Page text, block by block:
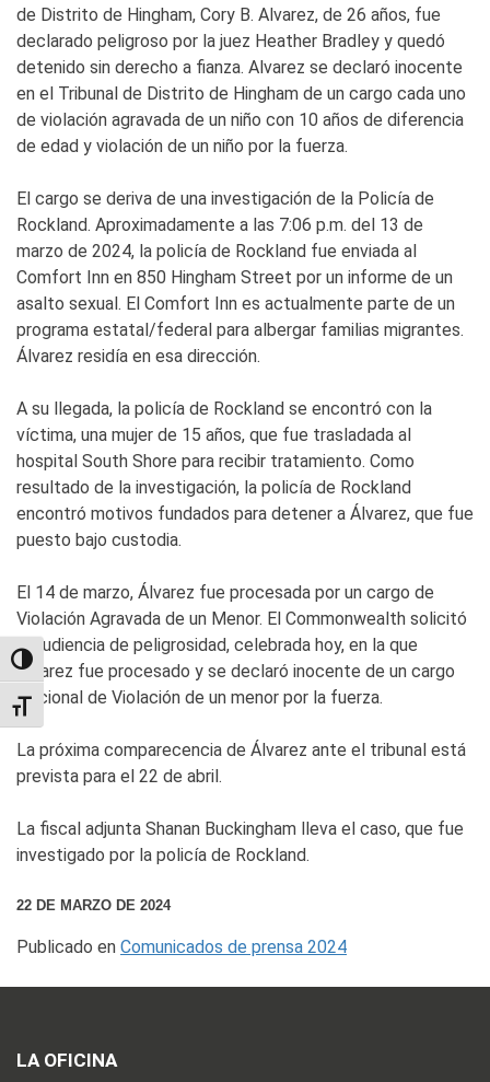
TOGGLE HIGH CONTRAST
TOGGLE FONT SIZE
de Distrito de Hingham, Cory B. Alvarez, de 26 años, fue
declarado peligroso por la juez Heather Bradley y quedó
detenido sin derecho a fianza. Alvarez se declaró inocente
en el Tribunal de Distrito de Hingham de un cargo cada uno
de violación agravada de un niño con 10 años de diferencia
de edad y violación de un niño por la fuerza.
El cargo se deriva de una investigación de la Policía de
Rockland. Aproximadamente a las 7:06 p.m. del 13 de
marzo de 2024, la policía de Rockland fue enviada al
Comfort Inn en 850 Hingham Street por un informe de un
asalto sexual. El Comfort Inn es actualmente parte de un
programa estatal/federal para albergar familias migrantes.
Álvarez residía en esa dirección.
A su llegada, la policía de Rockland se encontró con la
víctima, una mujer de 15 años, que fue trasladada al
hospital South Shore para recibir tratamiento. Como
resultado de la investigación, la policía de Rockland
encontró motivos fundados para detener a Álvarez, que fue
puesto bajo custodia.
El 14 de marzo, Álvarez fue procesada por un cargo de
Violación Agravada de un Menor. El Commonwealth solicitó
la audiencia de peligrosidad, celebrada hoy, en la que
Álvarez fue procesado y se declaró inocente de un cargo
adicional de Violación de un menor por la fuerza.
La próxima comparecencia de Álvarez ante el tribunal está
prevista para el 22 de abril.
La fiscal adjunta Shanan Buckingham lleva el caso, que fue
investigado por la policía de Rockland.
22 DE MARZO DE 2024
Publicado en Comunicados de prensa 2024
LA OFICINA